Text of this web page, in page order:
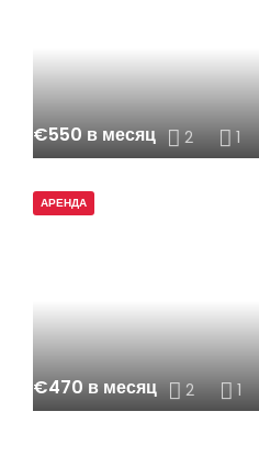
€550 в месяц 2 1
АРЕНДА
€470 в месяц 2 1